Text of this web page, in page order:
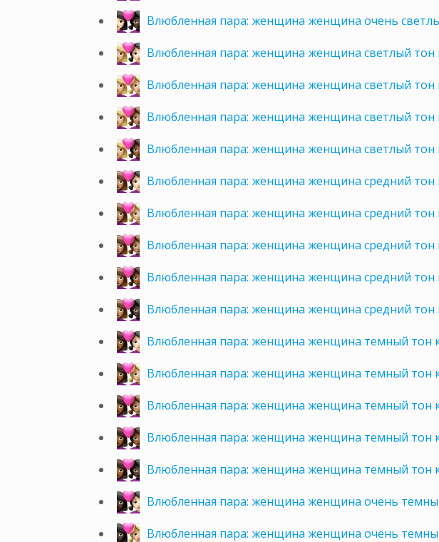
Влюбленная пара: женщина женщина очень
Влюбленная пара: женщина женщина светлый тон
Влюбленная пара: женщина женщина светлый тон
Влюбленная пара: женщина женщина светлый тон
Влюбленная пара: женщина женщина светлый
Влюбленная пара: женщина женщина средний тон
Влюбленная пара: женщина женщина средний тон
Влюбленная пара: женщина женщина средний тон
Влюбленная пара: женщина женщина средний
Влюбленная пара: женщина женщина средний
Влюбленная пара: женщина женщина темный тон
Влюбленная пара: женщина женщина темный тон
Влюбленная пара: женщина женщина темный тон
Влюбленная пара: женщина женщина темный тон
Влюбленная пара: женщина женщина темный тон
Влюбленная пара: женщина женщина очень
Влюбленная пара: женщина женщина очень